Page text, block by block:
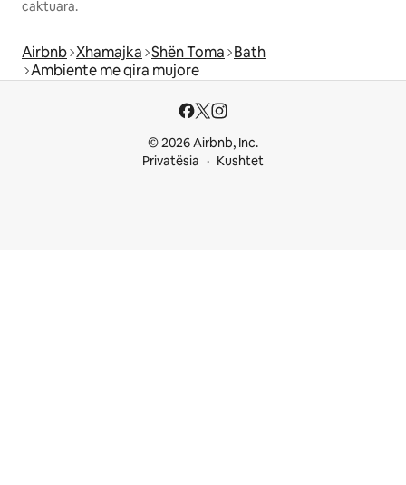
caktuara.
Airbnb Xhamajka Shën Toma Bath
Ambiente me qira mujore
© 2026 Airbnb, Inc.
Privatësia
Kushtet